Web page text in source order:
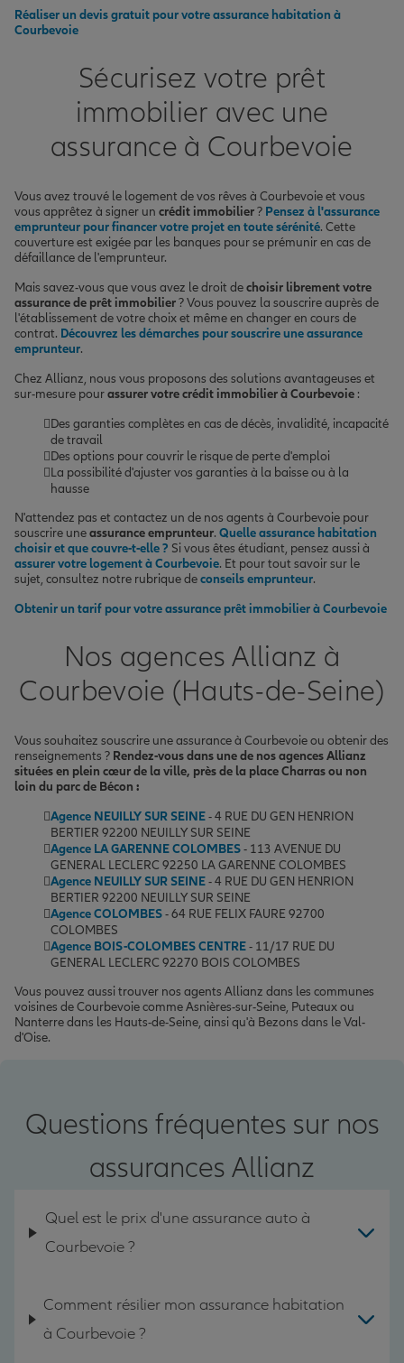
Réaliser un devis gratuit pour votre assurance habitation à
Courbevoie
Sécurisez votre prêt
immobilier avec une
assurance à Courbevoie
Vous avez trouvé le logement de vos rêves à Courbevoie et vous
vous apprêtez à signer un crédit immobilier? Pensez à l'assurance
emprunteur pour financer votre projet en toute sérénité. Cette
couverture est exigée par les banques pour se prémunir en cas de
défaillance de l'emprunteur.
Mais savez-vous que vous avez le droit dechoisir librement votre
assurance de prêt immobilier? Vous pouvez la souscrire auprès de
l'établissement de votre choix et même en changer en cours de
contrat. Découvrez les démarches pour souscrire une assurance
emprunteur.
Chez Allianz, nous vous proposons des solutions avantageuses et
sur-mesure pourassurer votre crédit immobilier à Courbevoie :
Des garanties complètes en cas de décès, invalidité, incapacité
de travail
Des options pour couvrir le risque de perte d'emploi
La possibilité d'ajuster vos garanties à la baisse ou à la
hausse
N'attendez pas et contactez un de nos agents à Courbevoie pour
souscrire uneassurance emprunteur. Quelle assurance habitation
choisir et que couvre-t-elle ? Si vous êtes étudiant, pensez aussi à
assurer votre logement à Courbevoie. Et pour tout savoir sur le
sujet, consultez notre rubrique deconseils emprunteur.
Obtenir un tarif pour votre assurance prêt immobilier à Courbevoie
Nos agences Allianz à
Courbevoie (Hauts-de-Seine)
Vous souhaitez souscrire une assurance à Courbevoie ou obtenir des
renseignements ? Rendez-vous dans une de nos agences Allianz
situées en plein cœur de la ville, près de la place Charras ou non
loin du parc de Bécon :
Agence NEUILLY SUR SEINE- 4 RUE DU GEN HENRION
BERTIER 92200 NEUILLY SUR SEINE
Agence LA GARENNE COLOMBES- 113 AVENUE DU
GENERAL LECLERC 92250 LA GARENNE COLOMBES
Agence NEUILLY SUR SEINE- 4 RUE DU GEN HENRION
BERTIER 92200 NEUILLY SUR SEINE
Agence COLOMBES- 64 RUE FELIX FAURE 92700
COLOMBES
Agence BOIS-COLOMBES CENTRE- 11/17 RUE DU
GENERAL LECLERC 92270 BOIS COLOMBES
Vous pouvez aussi trouver nos agents Allianz dans les communes
voisines de Courbevoie comme Asnières-sur-Seine, Puteaux ou
Nanterre dans les Hauts-de-Seine, ainsi qu'à Bezons dans le Val-
d'Oise.
Questions fréquentes sur nos
assurances Allianz
Quel est le prix d'une assurance auto à
Courbevoie ?
Comment résilier mon assurance habitation
à Courbevoie ?